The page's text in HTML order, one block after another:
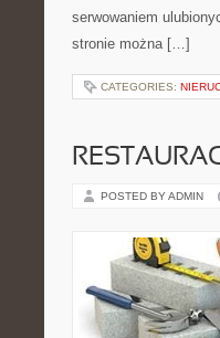
serwowaniem
stronie można […]
CATEGORIES:
POSTED BY ADMIN